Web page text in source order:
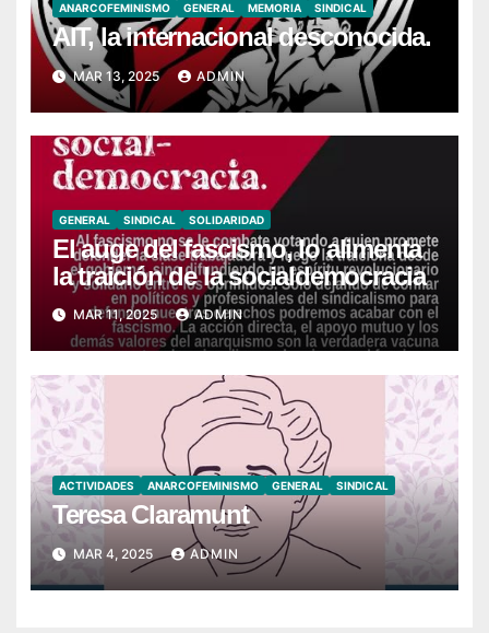
ANARCOFEMINISMO GENERAL MEMORIA SINDICAL
AIT, la internacional desconocida.
MAR 13, 2025 ADMIN
GENERAL SINDICAL SOLIDARIDAD
El auge del fascismo, lo alimenta
la traición de la socialdemocracia
MAR 11, 2025 ADMIN
ACTIVIDADES ANARCOFEMINISMO GENERAL SINDICAL
Teresa Claramunt
MAR 4, 2025 ADMIN